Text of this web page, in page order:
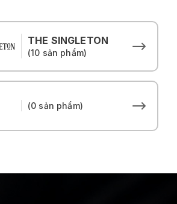
THE SINGLETON
(10 sản phẩm)
(0 sản phẩm)